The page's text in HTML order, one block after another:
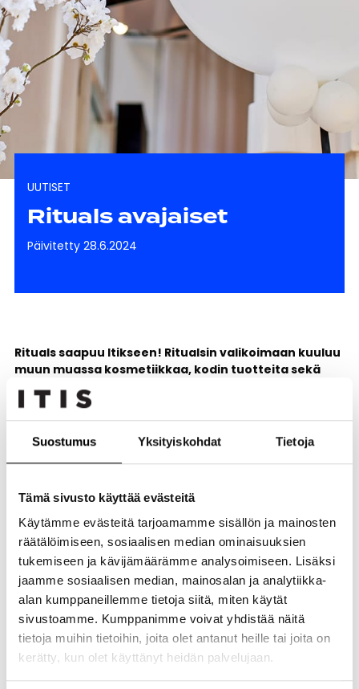
Suostumus Yksityiskohdat Tietoja
Tämä sivusto käyttää evästeitä
Käytämme evästeitä tarjoamamme sisällön ja mainosten
räätälöimiseen, sosiaalisen median ominaisuuksien
tukemiseen ja kävijämäärämme analysoimiseen. Lisäksi
jaamme sosiaalisen median, mainosalan ja analytiikka-
alan kumppaneillemme tietoja siitä, miten käytät
sivustoamme. Kumppanimme voivat yhdistää näitä
tietoja muihin tietoihin, joita olet antanut heille tai joita on
kerätty, kun olet käyttänyt heidän palvelujaan.
Rituals avajaiset
UUTISET
Päivitetty 28.6.2024
Rituals saapuu Itikseen! Ritualsin valikoimaan kuuluu
muun muassa kosmetiikkaa, kodin tuotteita sekä
ihonhoitotuotteita.
sijaitsee Rotundalla Suomalaisen Kirjakaupan naapurissa.
Avajaiset
Tule tutustumaan uuteen myymälään! Avajaistarjouksena
voit ostaa mieleisesti suihkuvaahdon hintaan 7,50 €
(norm. 9,90 €). Lisäksi saat kaupan päälle tuoksutikut, kun
ostostesi yhteissumma on vähintään 45 €. Sadalle
ensimmäiselle asiakkaalle on luvassa myös
lahjakassi kaupan päälle!
Rituals järjestää avajaisviikonloppuna pe-la 28.-29.6.